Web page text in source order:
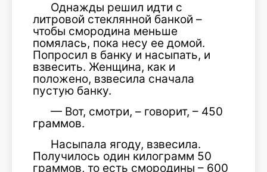
Однажды решил идти с
литровой стеклянной банкой –
чтобы смородина меньше
помялась, пока несу ее домой.
Попросил в банку и насыпать, и
взвесить. Женщина, как и
положено, взвесила сначала
пустую банку.
— Вот, смотри, – говорит, – 450
граммов.
Насыпала ягоду, взвесила.
Получилось один килограмм 50
граммов, то есть смородины – 600